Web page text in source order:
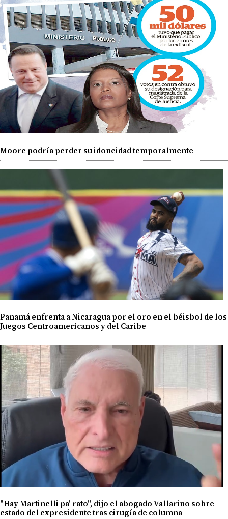
Moore podría perder su idoneidad temporalmente
Panamá enfrenta a Nicaragua por el oro en el béisbol de los
Juegos Centroamericanos y del Caribe
"Hay Martinelli pa' rato", dijo el abogado Vallarino sobre
estado del expresidente tras cirugía de columna